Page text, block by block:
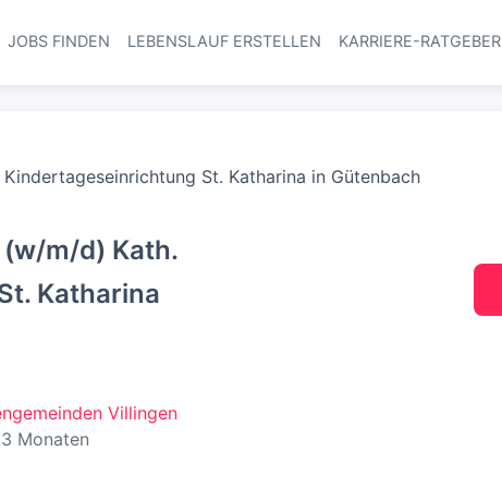
Haupt-Navigation
JOBS FINDEN LEBENSLAUF ERSTELLEN KARRIERE-RATGEBER
St. Katharina in Gütenbach
m/d) Kath.
Katharina
Villingen
:
Monaten